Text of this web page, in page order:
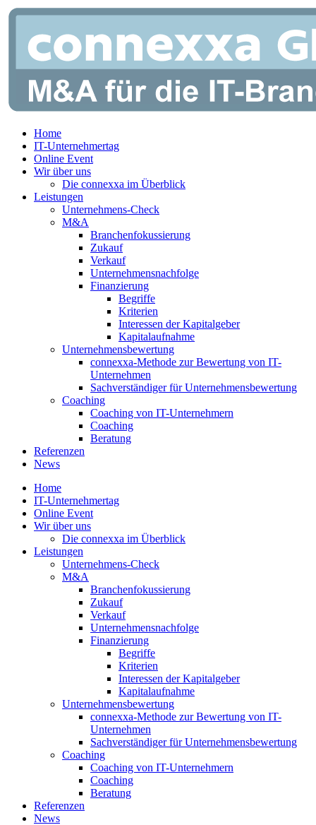
Zum
springen
Home
IT-Unternehmertag
Online Event
Wir über uns
Die connexxa im Überblick
Leistungen
Unternehmens-Check
M&A
Branchenfokussierung
Zukauf
Verkauf
Unternehmensnachfolge
Finanzierung
Begriffe
Kriterien
Interessen der Kapitalgeber
Kapitalaufnahme
Unternehmensbewertung
connexxa-Methode zur Bewertung von IT-
Unternehmen
Sachverständiger für Unternehmensbewertung
Coaching
Coaching von IT-Unternehmern
Coaching
Beratung
Referenzen
News
Home
IT-Unternehmertag
Online Event
Wir über uns
Die connexxa im Überblick
Leistungen
Unternehmens-Check
M&A
Branchenfokussierung
Zukauf
Verkauf
Unternehmensnachfolge
Finanzierung
Begriffe
Kriterien
Interessen der Kapitalgeber
Kapitalaufnahme
Unternehmensbewertung
connexxa-Methode zur Bewertung von IT-
Unternehmen
Sachverständiger für Unternehmensbewertung
Coaching
Coaching von IT-Unternehmern
Coaching
Beratung
Referenzen
News